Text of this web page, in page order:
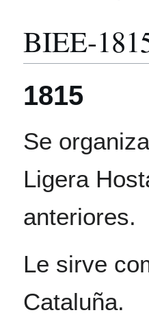
BIEE-
1815
Se
Ligera
anteriores.
Le sirve
Cataluña.